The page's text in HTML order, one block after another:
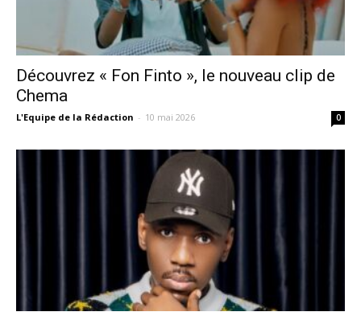
Découvrez « Fon Finto », le nouveau clip de
Chema
L'Equipe de la Rédaction - 10 mai 2026 0